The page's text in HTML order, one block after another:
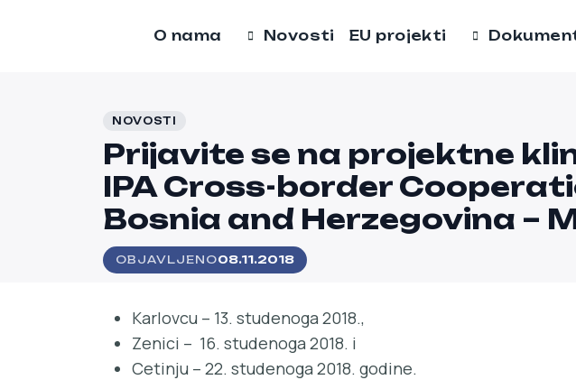
O nama Novosti EU projekti
NOVOSTI
Prijavite se na projektne
IPA Cross-border
Bosnia and Herzegovina –
OBJAVLJENO08.11.2018
Karlovcu – 13. studenoga 2018.,
Zenici – 16. studenoga 2018. i
Cetinju – 22. studenoga 2018. godine.